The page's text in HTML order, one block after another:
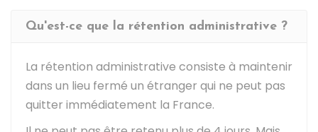
Qu'est-ce que la rétention administrative ?
La rétention administrative consiste à maintenir
dans un lieu fermé un étranger qui ne peut pas
quitter immédiatement la France.